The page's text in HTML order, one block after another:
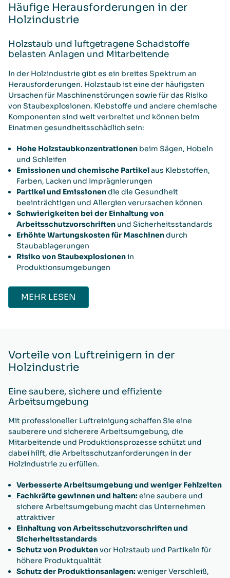
Häufige Herausforderungen in der
Holzindustrie
Holzstaub und luftgetragene Schadstoffe
belasten Anlagen und Mitarbeitende
In der Holzindustrie gibt es ein breites Spektrum an
Herausforderungen. Holzstaub ist eine der häufigsten
Ursachen für Maschinenstörungen sowie für das Risiko
von Staubexplosionen. Klebstoffe und andere chemische
Komponenten sind weit verbreitet und können beim
Einatmen gesundheitsschädlich sein:
Hohe Holzstaubkonzentrationen beim Sägen, Hobeln
und Schleifen
Emissionen und chemische Partikelaus Klebstoffen,
Farben, Lacken und Imprägnierungen
Partikel und Emissionendie die Gesundheit
beeinträchtigen und Allergien verursachen können
Schwierigkeiten bei der Einhaltung von
Arbeitsschutzvorschriften und Sicherheitsstandards
Erhöhte Wartungskosten für Maschinendurch
Staubablagerungen
Risiko von Staubexplosionenin
Produktionsumgebungen
MEHR LESEN
Vorteile von Luftreinigern in der
Holzindustrie
Eine saubere, sichere und effiziente
Arbeitsumgebung
Mit professioneller Luftreinigung schaffen Sie eine
sauberere und sicherere Arbeitsumgebung, die
Mitarbeitende und Produktionsprozesse schützt und
dabei hilft, die Arbeitsschutzanforderungen in der
Holzindustrie zu erfüllen.
Verbesserte Arbeitsumgebung und weniger Fehlzeiten
Fachkräfte gewinnen und halten:eine saubere und
sichere Arbeitsumgebung macht das Unternehmen
attraktiver
Einhaltung von Arbeitsschutzvorschriften und
Sicherheitsstandards
Schutz von Produktenvor Holzstaub und Partikeln für
höhere Produktqualität
Schutz der Produktionsanlagen:weniger Verschleiß,